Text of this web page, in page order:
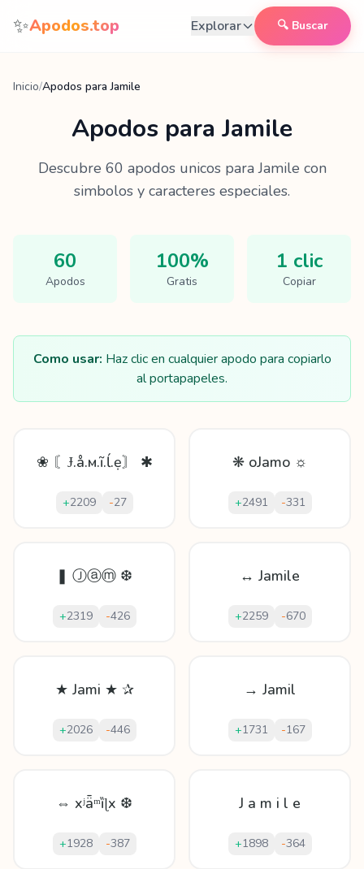
Saltar al contenido
✨Apodos.top Explorar 🔍 Buscar
Inicio/Apodos para Jamile
Apodos para Jamile
Descubre 60 apodos unicos paraJamile con
simbolos y caracteres especiales.
60
Apodos
100%
Gratis
1 clic
Copiar
Como usar: Haz clic en cualquier apodo para copiarlo
al portapapeles.
❀ 〘Ɉ.å.м.ĩ.ĺ.ẹ〙 ✱
+2209 -27
❋ oJamo ☼
+2491 -331
❚ Ⓙⓐⓜ ❆
+2319 -426
↔ Jamile
+2259 -670
★ Jami ★ ✰
+2026 -446
→ Jamil
+1731 -167
⇔ xʲǟᵐȉɭx ❆
+1928 -387
J a m i l e
+1898 -364